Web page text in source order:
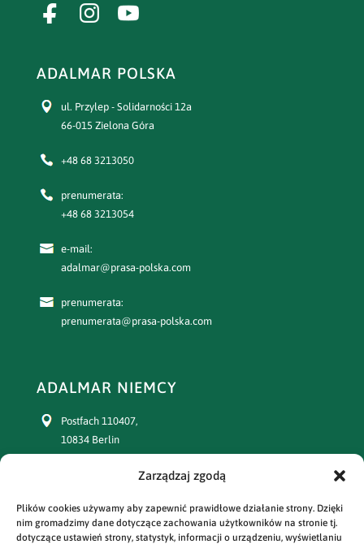
Zarządzaj zgodą
Plików cookies używamy aby zapewnić prawidłowe działanie strony. Dzięki
nim gromadzimy dane dotyczące zachowania użytkowników na stronie tj.
dotyczące ustawień strony, statystyk, informacji o urządzeniu, wyświetlaniu
ADALMAR POLSKA
ul. Przylep - Solidarności 12a
66-015 Zielona Góra
+48 68 3213050
prenumerata:
+48 68 3213054
e-mail:
adalmar@prasa-polska.com
prenumerata:
prenumerata@prasa-polska.com
ADALMAR NIEMCY
Postfach 110407,
10834 Berlin
+49 30 77391863
prenumerata:
+49 30 77391864